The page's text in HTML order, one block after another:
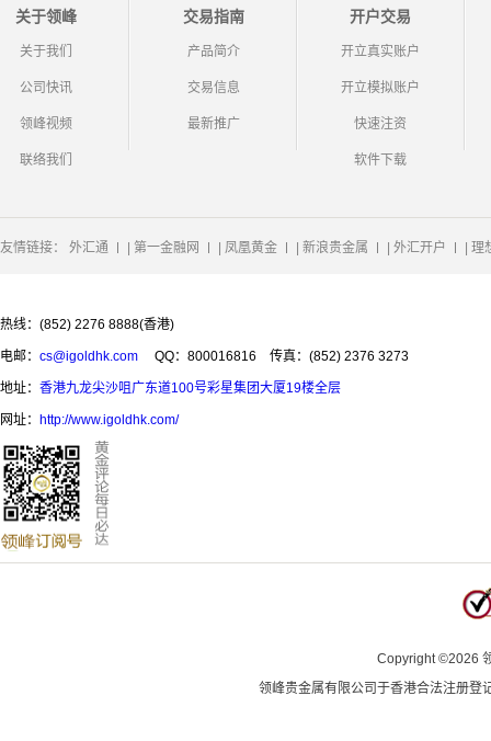
关于领峰
关于我们
公司快讯
领峰视频
联络我们
交易指南
产品简介
交易信息
最新推广
开户交易
开立真实账户
开立模拟账户
快速注资
软件下载
友情链接： 外汇通 第一金融网 凤凰黄金 新浪贵金属 外汇开户 理
热线：(852) 2276 8888(香港)
电邮： cs@igoldhk.com QQ：800016816 传真：(852) 2376 3273
地址： 香港九龙尖沙咀广东道100号彩星集团大厦19楼全层
网址： http://www.igoldhk.com/
Copyright©2026
领峰贵金属有限公司于香港合法注册登